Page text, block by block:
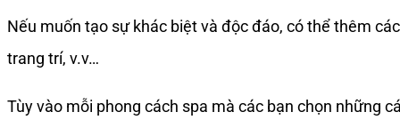
Nếu muốn tạo sự khác biệt và độc đáo, có thể thêm
trang trí, v.v…
Tùy vào mỗi phong cách spa mà các bạn chọn những